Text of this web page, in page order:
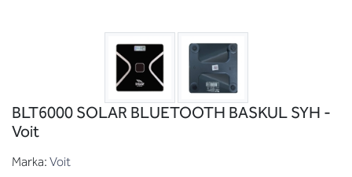
BLT6000 SOLAR BLUETOOTH BASKUL SYH -
Voit
Marka: Voit